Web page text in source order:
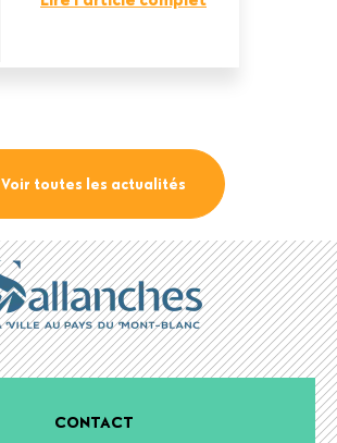
Voir toutes les actualités
CONTACT